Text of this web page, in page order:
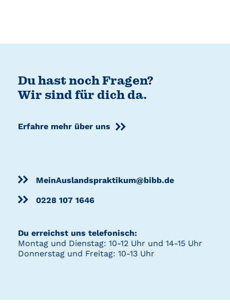
Du hast noch Fragen?
Wir sind für dich da.
Erfahre mehr über uns
MeinAuslandspraktikum@bibb.de
0228 107 1646
Du erreichst uns telefonisch:
Montag und Dienstag: 10-12 Uhr und 14-15 Uhr
Donnerstag und Freitag: 10-13 Uhr